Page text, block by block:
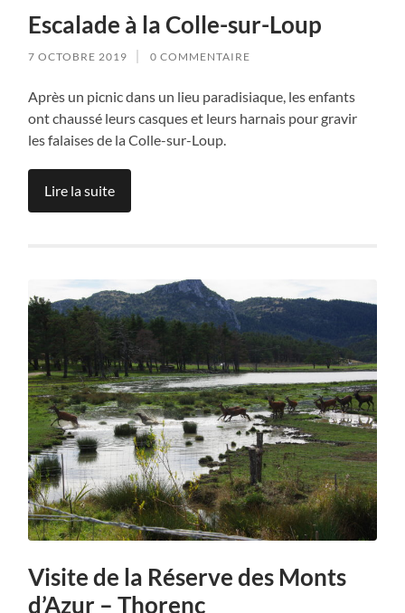
Escalade à la Colle-sur-Loup
7 OCTOBRE 2019 0 COMMENTAIRE
Après un picnic dans un lieu paradisiaque, les enfants
ont chaussé leurs casques et leurs harnais pour gravir
les falaises de la Colle-sur-Loup.
Lire la suite
Visite de la Réserve des Monts
d’Azur – Thorenc